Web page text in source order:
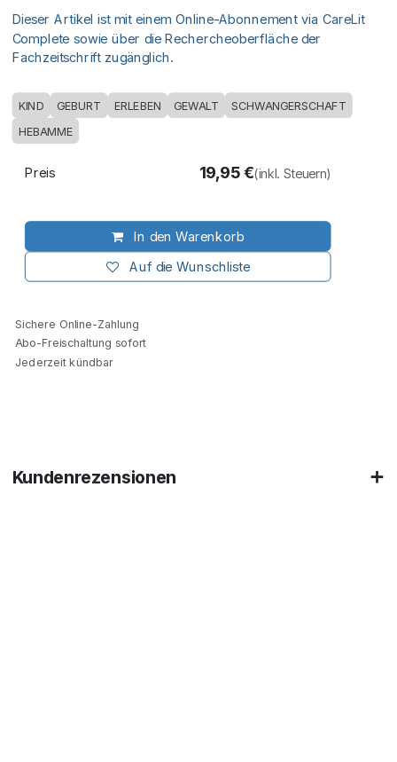
Dieser Artikel ist mit einem Online-Abonnement via CareLit
Complete sowie über die Rechercheoberfläche der
Fachzeitschrift zugänglich.
KIND GEBURT ERLEBEN GEWALT SCHWANGERSCHAFT
HEBAMME
In den Warenkorb
Auf die Wunschliste
Preis 19,95€(inkl. Steuern)
Sichere Online-Zahlung
Abo-Freischaltung sofort
Jederzeit kündbar
Kundenrezensionen